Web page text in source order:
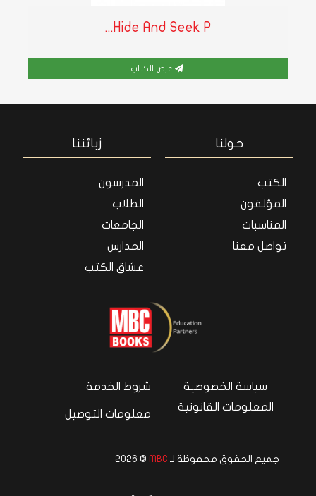
Hide And Seek P...
عرض الكتاب
حولنا
الكتب
المؤلفون
المناسبات
تواصل معنا
زبائننا
المدرسون
الطلاب
الجامعات
المدارس
عشاق الكتب
سياسة الخصوصية
المعلومات القانونية
شروط الخدمة
معلومات التوصيل
جميع الحقوق محفوظة لـ MBC
© 2026